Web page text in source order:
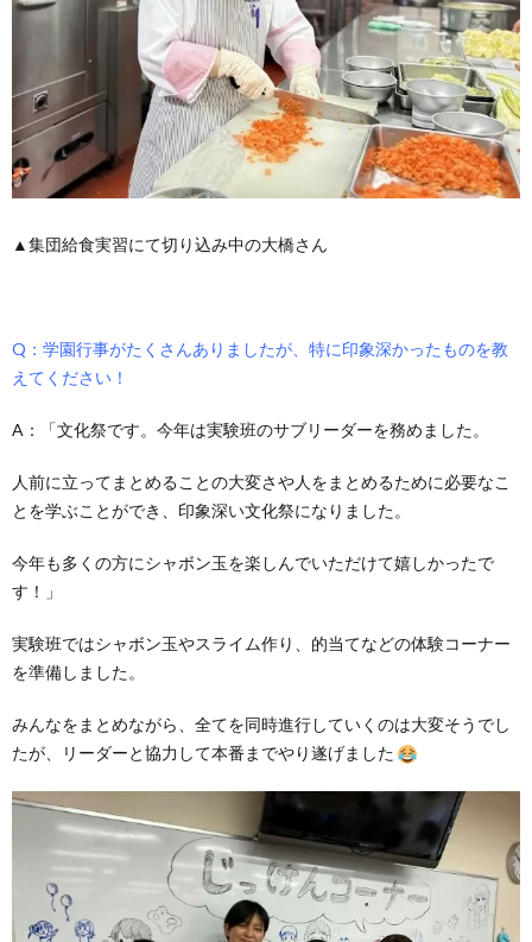
▲集団給食実習にて切り込み中の大橋さん
Q：学園行事がたくさんありましたが、特に印象深かったものを教
えてください！
A：「文化祭です。今年は実験班のサブリーダーを務めました。
人前に立ってまとめることの大変さや人をまとめるために必要なこ
とを学ぶことができ、印象深い文化祭になりました。
今年も多くの方にシャボン玉を楽しんでいただけて嬉しかったで
す！」
実験班ではシャボン玉やスライム作り、的当てなどの体験コーナー
を準備しました。
みんなをまとめながら、全てを同時進行していくのは大変そうでし
たが、リーダーと協力して本番までやり遂げました